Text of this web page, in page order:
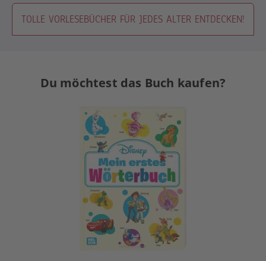
TOLLE VORLESEBÜCHER FÜR JEDES ALTER ENTDECKEN!
Du möchtest das Buch kaufen?